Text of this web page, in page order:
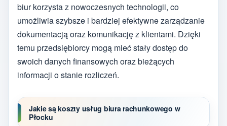
biur korzysta z nowoczesnych technologii, co
umożliwia szybsze i bardziej efektywne zarządzanie
dokumentacją oraz komunikację z klientami. Dzięki
temu przedsiębiorcy mogą mieć stały dostęp do
swoich danych finansowych oraz bieżących
informacji o stanie rozliczeń.
Jakie są koszty usług biura rachunkowego w
Płocku